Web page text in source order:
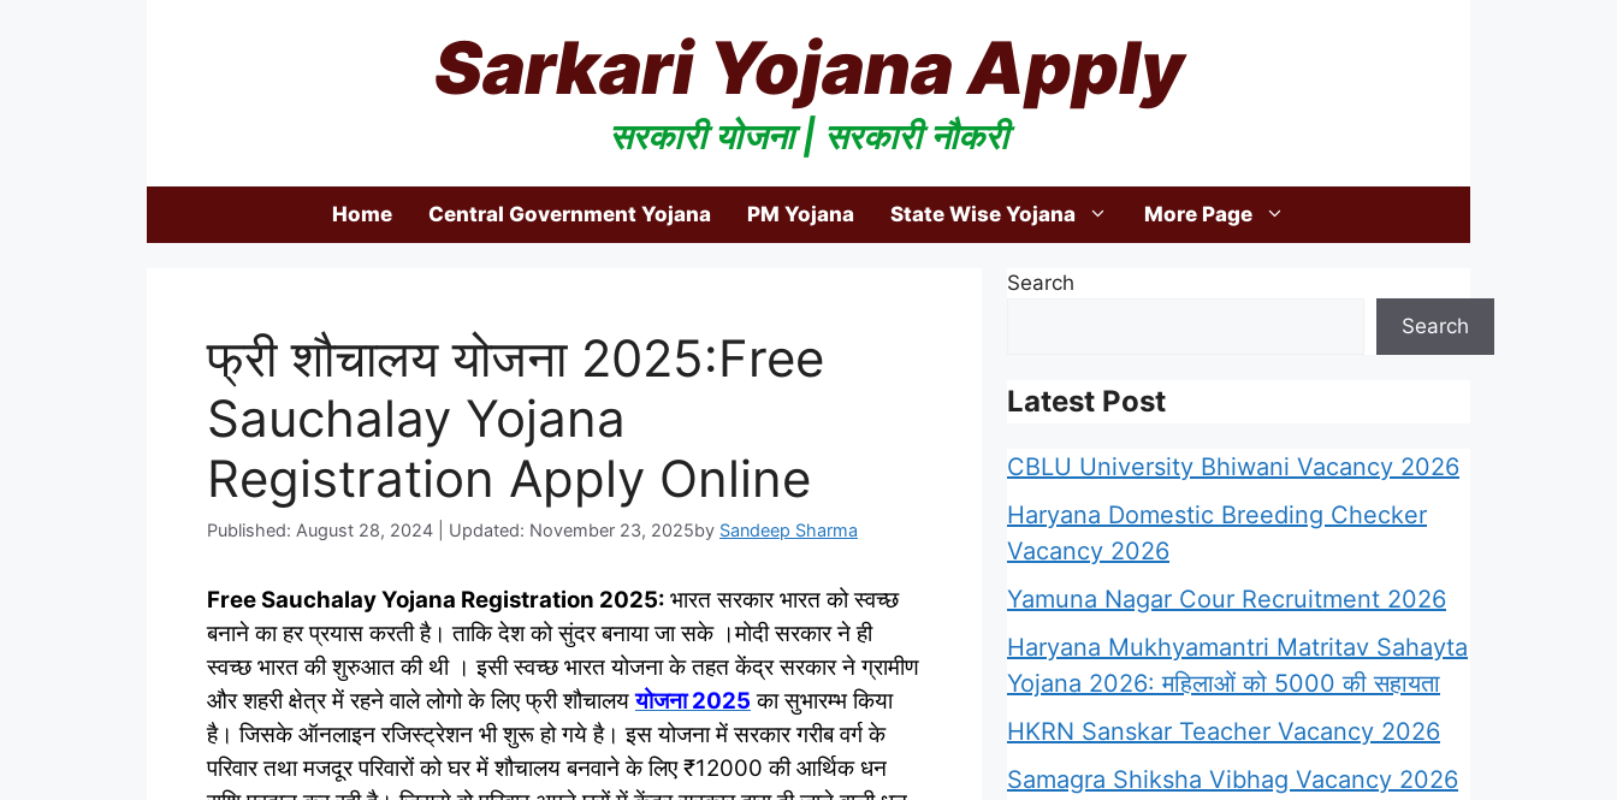
Sarkari Yojana Apply
सरकारी योजना | सरकारी नौकरी
Home Central Government Yojana PM Yojana State Wise Yojana More Page
फ्री शौचालय योजना 2025:Free
Sauchalay Yojana
Registration Apply Online
Published: August 28, 2024 | Updated: November 23, 2025by Sandeep Sharma
Free Sauchalay Yojana Registration 2025: भारत सरकार भारत को स्वच्छ
बनाने का हर प्रयास करती है। ताकि देश को सुंदर बनाया जा सके ।मोदी सरकार ने ही
स्वच्छ भारत की शुरुआत की थी । इसी स्वच्छ भारत योजना के तहत केंद्र सरकार ने ग्रामीण
और शहरी क्षेत्र में रहने वाले लोगो के लिए फ्री शौचालययोजना 2025 का सुभारम्भ किया
है। जिसके ऑनलाइन रजिस्ट्रेशन भी शुरू हो गये है। इस योजना में सरकार गरीब वर्ग के
परिवार तथा मजदूर परिवारों को घर में शौचालय बनवाने के लिए ₹12000 की आर्थिक धन
Search
Search
Latest Post
CBLU University Bhiwani Vacancy 2026
Haryana Domestic Breeding Checker
Vacancy 2026
Yamuna Nagar Cour Recruitment 2026
Haryana Mukhyamantri Matritav Sahayta
Yojana 2026: महिलाओं को 5000 की सहायता
HKRN Sanskar Teacher Vacancy 2026
Samagra Shiksha Vibhag Vacancy 2026